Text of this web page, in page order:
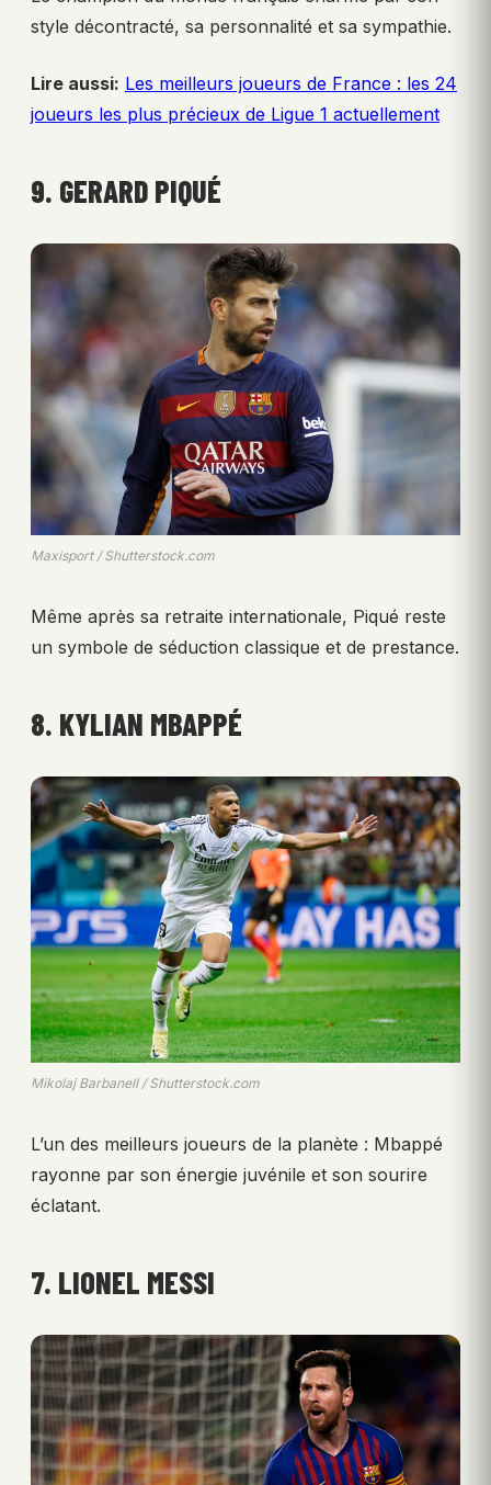
style décontracté, sa personnalité et sa sympathie.
Lire aussi: Les meilleurs joueurs de France : les 24
joueurs les plus précieux de Ligue 1 actuellement
9. GERARD PIQUÉ
Maxisport / Shutterstock.com
Même après sa retraite internationale, Piqué reste
un symbole de séduction classique et de prestance.
8. KYLIAN MBAPPÉ
Mikolaj Barbanell / Shutterstock.com
L’un des meilleurs joueurs de la planète : Mbappé
rayonne par son énergie juvénile et son sourire
éclatant.
7. LIONEL MESSI